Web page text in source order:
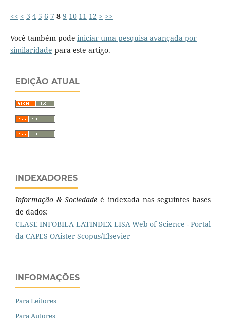
<< < 3 4 5 6 7 8 9 10 11 12 > >>
Você também pode iniciar uma pesquisa avançada por
similaridade para este artigo.
EDIÇÃO ATUAL
INDEXADORES
Informação & Sociedadeé indexada nas seguintes bases
de dados:
CLASE INFOBILA LATINDEX LISA Web of Science - Portal
da CAPES OAister Scopus/Elsevier
INFORMAÇÕES
Para Leitores
Para Autores